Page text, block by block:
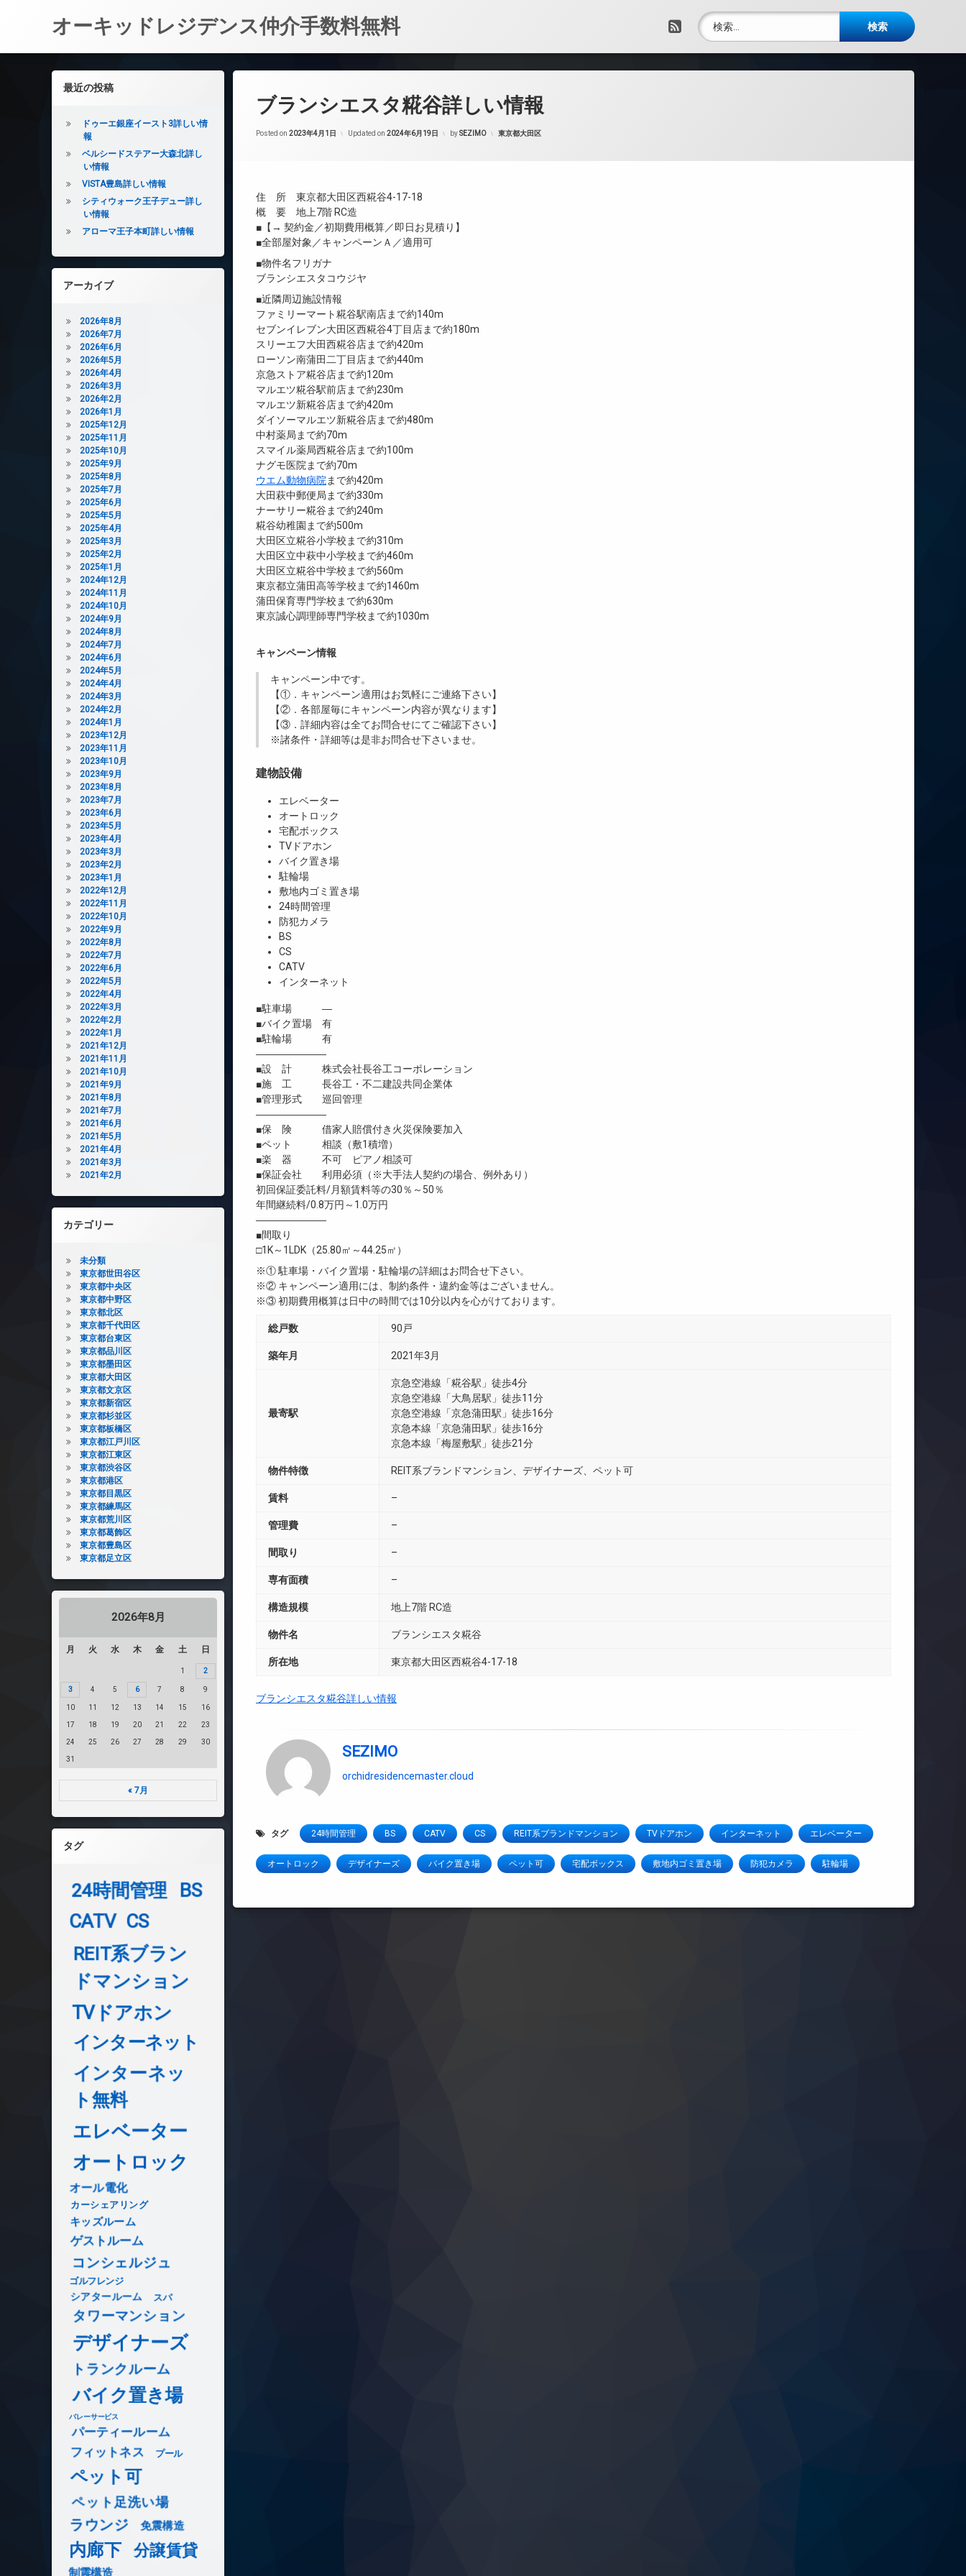
オーキッドレジデンス仲介手数料無料 RSS
検索:
ブランシエスタ糀谷詳しい情報
Posted on 2023年4月1日 Updated on 2024年6月19日 bySEZIMO カテゴリー:
東京都大田区
住 所 東京都大田区西糀谷4-17-18
概 要 地上7階 RC造
■【→ 契約金／初期費用概算／即日お見積り】
■全部屋対象／キャンペーンＡ／適用可
■物件名フリガナ
ブランシエスタコウジヤ
■近隣周辺施設情報
ファミリーマート糀谷駅南店まで約140m
セブンイレブン大田区西糀谷4丁目店まで約180m
スリーエフ大田西糀谷店まで約420m
ローソン南蒲田二丁目店まで約440m
京急ストア糀谷店まで約120m
マルエツ糀谷駅前店まで約230m
マルエツ新糀谷店まで約420m
ダイソーマルエツ新糀谷店まで約480m
中村薬局まで約70m
スマイル薬局西糀谷店まで約100m
ナグモ医院まで約70m
ウエム動物病院 まで約420m
大田萩中郵便局まで約330m
ナーサリー糀谷まで約240m
糀谷幼稚園まで約500m
大田区立糀谷小学校まで約310m
大田区立中萩中小学校まで約460m
大田区立糀谷中学校まで約560m
東京都立蒲田高等学校まで約1460m
蒲田保育専門学校まで約630m
東京誠心調理師専門学校まで約1030m
キャンペーン情報
キャンペーン中です。
【①．キャンペーン適用はお気軽にご連絡下さい】
【②．各部屋毎にキャンペーン内容が異なります】
【③．詳細内容は全てお問合せにてご確認下さい】
※諸条件・詳細等は是非お問合せ下さいませ。
建物設備
エレベーター
オートロック
宅配ボックス
TVドアホン
バイク置き場
駐輪場
敷地内ゴミ置き場
24時間管理
防犯カメラ
BS
CS
CATV
インターネット
■駐車場 ―
■バイク置場 有
■駐輪場 有
―――――――
■設 計 株式会社長谷工コーポレーション
■施 工 長谷工・不二建設共同企業体
■管理形式 巡回管理
―――――――
■保 険 借家人賠償付き火災保険要加入
■ペット 相談（敷1積増）
■楽 器 不可 ピアノ相談可
■保証会社 利用必須（※大手法人契約の場合、例外あり）
初回保証委託料/月額賃料等の30％～50％
年間継続料/0.8万円～1.0万円
―――――――
■間取り
□1K～1LDK（25.80㎡～44.25㎡）
※① 駐車場・バイク置場・駐輪場の詳細はお問合せ下さい。
※② キャンペーン適用には、制約条件・違約金等はございません。
※③ 初期費用概算は日中の時間では10分以内を心がけております。
総戸数 90戸
築年月 2021年3月
最寄駅
京急空港線「糀谷駅」徒歩4分
京急空港線「大鳥居駅」徒歩11分
京急空港線「京急蒲田駅」徒歩16分
京急本線「京急蒲田駅」徒歩16分
京急本線「梅屋敷駅」徒歩21分
物件特徴 REIT系ブランドマンション、デザイナーズ、ペット可
賃料 –
管理費 –
間取り –
専有面積 –
構造規模 地上7階 RC造
物件名 ブランシエスタ糀谷
所在地 東京都大田区西糀谷4-17-18
ブランシエスタ糀谷詳しい情報
SEZIMO
orchidresidencemaster.cloud
タグ 24時間管理 BS CATV CS REIT系ブランドマンション TVドアホン インターネット エレベーター
オートロック デザイナーズ バイク置き場 ペット可 宅配ボックス 敷地内ゴミ置き場 防犯カメラ 駐輪場
左サイドバー
最近の投稿
ドゥーエ銀座イースト3詳しい情
報
ベルシードステアー大森北詳し
い情報
VISTA豊島詳しい情報
シティウォーク王子デュー詳し
い情報
アローマ王子本町詳しい情報
アーカイブ
2026年8月
2026年7月
2026年6月
2026年5月
2026年4月
2026年3月
2026年2月
2026年1月
2025年12月
2025年11月
2025年10月
2025年9月
2025年8月
2025年7月
2025年6月
2025年5月
2025年4月
2025年3月
2025年2月
2025年1月
2024年12月
2024年11月
2024年10月
2024年9月
2024年8月
2024年7月
2024年6月
2024年5月
2024年4月
2024年3月
2024年2月
2024年1月
2023年12月
2023年11月
2023年10月
2023年9月
2023年8月
2023年7月
2023年6月
2023年5月
2023年4月
2023年3月
2023年2月
2023年1月
2022年12月
2022年11月
2022年10月
2022年9月
2022年8月
2022年7月
2022年6月
2022年5月
2022年4月
2022年3月
2022年2月
2022年1月
2021年12月
2021年11月
2021年10月
2021年9月
2021年8月
2021年7月
2021年6月
2021年5月
2021年4月
2021年3月
2021年2月
カテゴリー
未分類
東京都世田谷区
東京都中央区
東京都中野区
東京都北区
東京都千代田区
東京都台東区
東京都品川区
東京都墨田区
東京都大田区
東京都文京区
東京都新宿区
東京都杉並区
東京都板橋区
東京都江戸川区
東京都江東区
東京都渋谷区
東京都港区
東京都目黒区
東京都練馬区
東京都荒川区
東京都葛飾区
東京都豊島区
東京都足立区
2026年8月
月 火 水 木 金 土 日
1 2
3 4 5 6 7 8 9
10 11 12 13 14 15 16
17 18 19 20 21 22 23
24 25 26 27 28 29 30
31
« 7月
タグ
24時間管理
BS
CATV CS
REIT系ブラン
ドマンション
TVドアホン
インターネット
インターネッ
ト無料
エレベーター
オートロック
オール電化
カーシェアリング
キッズルーム
ゲストルーム
コンシェルジュ
ゴルフレンジ
シアタールーム スパ
タワーマンション
デザイナーズ
トランクルーム
バイク置き場
バレーサービス
パーティールーム
フィットネス プール
ペット可
ペット足洗い場
ラウンジ 免震構造
内廊下 分譲賃貸
制震構造